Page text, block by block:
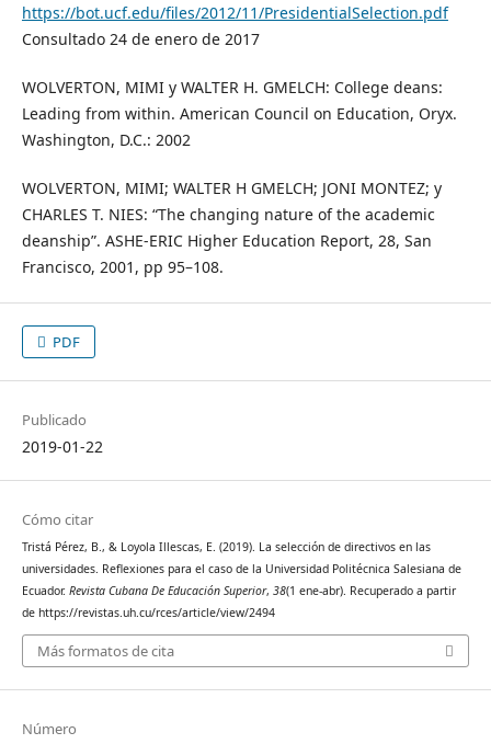
https://bot.ucf.edu/files/2012/11/PresidentialSelection.pdf
Consultado 24 de enero de 2017
WOLVERTON, MIMI y WALTER H. GMELCH: College deans:
Leading from within. American Council on Education, Oryx.
Washington, D.C.: 2002
WOLVERTON, MIMI; WALTER H GMELCH; JONI MONTEZ; y
CHARLES T. NIES: “The changing nature of the academic
deanship”. ASHE-ERIC Higher Education Report, 28, San
Francisco, 2001, pp 95–108.
PDF
Publicado
2019-01-22
Cómo citar
Tristá Pérez, B., & Loyola Illescas, E. (2019). La selección de directivos en las
universidades. Reflexiones para el caso de la Universidad Politécnica Salesiana de
Ecuador. Revista Cubana De Educación Superior, 38(1 ene-abr). Recuperado a partir
de https://revistas.uh.cu/rces/article/view/2494
Más formatos de cita
Número